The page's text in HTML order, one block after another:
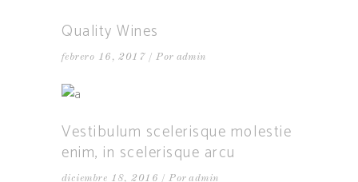
Quality Wines
febrero 16, 2017 Por admin
Vestibulum scelerisque molestie
enim, in scelerisque arcu
diciembre 18, 2016 Por admin